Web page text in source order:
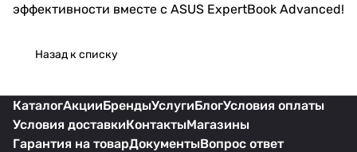
эффективности вместе с ASUS ExpertBook Advanced!
Назад к списку
КаталогАкцииБрендыУслугиБлогУсловия оплаты
Условия доставкиКонтактыМагазины
Гарантия на товарДокументыВопрос ответ